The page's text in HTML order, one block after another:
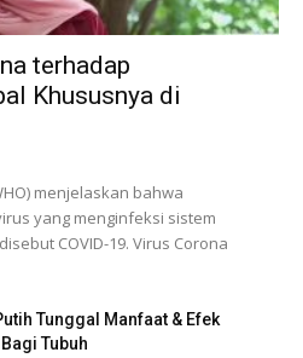
terhadap
Khususnya di
menjelaskan bahwa
yang menginfeksi sistem
COVID-19. Virus Corona
Tunggal Manfaat & Efek
Tubuh